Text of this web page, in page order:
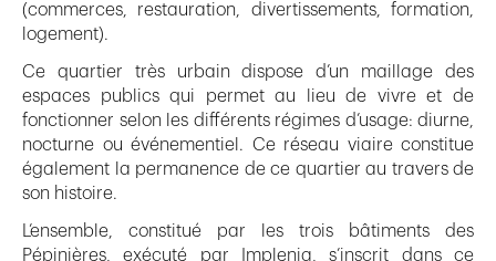
(commerces, restauration, divertissements, formation,
logement).
Ce quartier très urbain dispose d’un maillage des
espaces publics qui permet au lieu de vivre et de
fonctionner selon les différents régimes d’usage: diurne,
nocturne ou événementiel. Ce réseau viaire constitue
également la permanence de ce quartier au travers de
son histoire.
L’ensemble, constitué par les trois bâtiments des
Pépinières, exécuté par Implenia, s’inscrit dans ce